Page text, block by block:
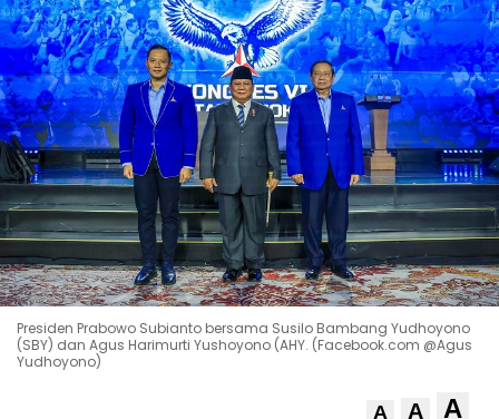
Presiden Prabowo Subianto bersama Susilo Bambang Yudhoyono
(SBY) dan Agus Harimurti Yushoyono (AHY. (Facebook.com @Agus
Yudhoyono)
A A A